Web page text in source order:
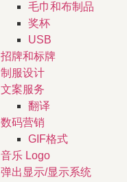
毛巾和布制品
奖杯
USB
招牌和标牌
制服设计
文案服务
翻译
数码营销
GIF格式
音乐 Logo
弹出显示/显示系统